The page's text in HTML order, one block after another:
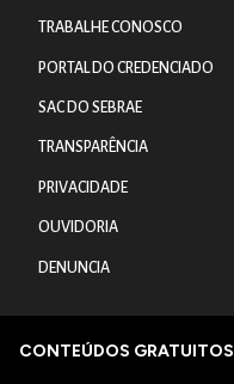
TRABALHE CONOSCO
PORTAL DO CREDENCIADO
SAC DO SEBRAE
TRANSPARÊNCIA
PRIVACIDADE
OUVIDORIA
DENUNCIA
CONTEÚDOS GRATUITOS